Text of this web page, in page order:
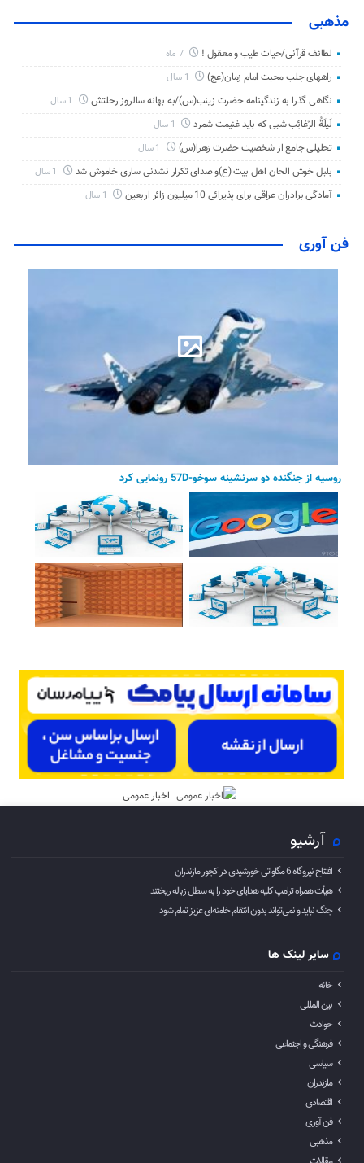
مذهبی
لطائف قرآنی/حیات طیب و معقول ! 7 ماه
راههای جلب محبت امام زمان(عج)
نگاهی گذرا به زندگینامه حضرت زینب(س)/به بهانه سالروز رحلتش
لَیلَةُ الرَّغائِب شبی که باید غنیمت شمرد
تحلیلی جامع از شخصیت حضرت زهرا(س)
بلبل خوش الحان اهل بیت (ع)و صدای تکرار نشدنی ساری خاموش شد
آمادگی برادران عراقی برای پذیرائی 10 میلیون زائر اربعین
فن آوری
روسیه از جنگنده دو سرنشینه سوخو-57D رونمایی کرد
اخبار عمومی
آرشیو
افتتاح نیروگاه 6 مگاواتی خورشیدی در کجور مازندران
هیأت همراه ترامپ کلیه هدایای خود را به سطل زباله ریختند
جنگ نباید و نمی‌تواند بدون انتقام خامنه‌ای عزیز تمام شود
سایر لینک ها
خانه
بین المللی
حوادث
فرهنگی و اجتماعی
سیاسی
مازندران
اقتصادی
فن آوری
مذهبی